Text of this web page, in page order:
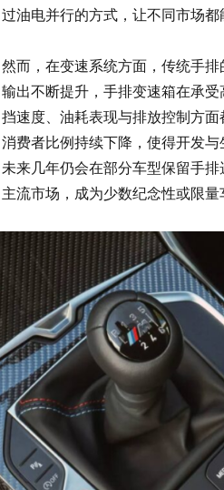
过油电并行的方式，让不同市场都
然而，在变速系统方面，传统手
输出不断提升，手排变速箱在承
挡速度、油耗表现与排放控制方
消费者比例持续下降，使得开发
未来几年仍会在部分车型保留手
主流市场，成为少数纪念性或限量